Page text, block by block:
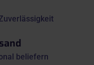
beliefern